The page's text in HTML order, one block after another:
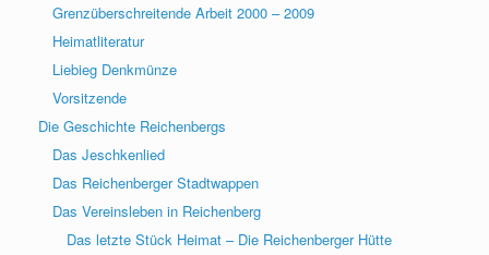
Grenzüberschreitende Arbeit 2000 – 2009
Heimatliteratur
Liebieg Denkmünze
Vorsitzende
Die Geschichte Reichenbergs
Das Jeschkenlied
Das Reichenberger Stadtwappen
Das Vereinsleben in Reichenberg
Das letzte Stück Heimat – Die Reichenberger Hütte